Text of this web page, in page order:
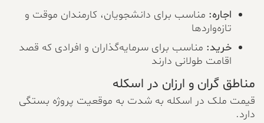
اجاره:مناسب برای دانشجویان، کارمندان موقت و
تازه‌واردها
خرید:مناسب برای سرمایه‌گذاران و افرادی که قصد
اقامت طولانی دارند
مناطق گران و ارزان در اسکله
قیمت ملک در اسکله به شدت به موقعیت پروژه بستگی
دارد.